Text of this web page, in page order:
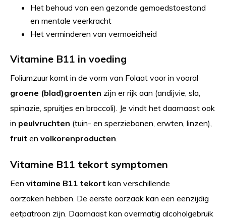
Het behoud van een gezonde gemoedstoestand
en mentale veerkracht
Het verminderen van vermoeidheid
Vitamine B11 in voeding
Foliumzuur komt in de vorm van Folaat voor in vooral
groene (blad)groenten zijn er rijk aan (andijvie, sla,
spinazie, spruitjes en broccoli). Je vindt het daarnaast ook
in peulvruchten (tuin- en sperziebonen, erwten, linzen),
fruit en volkorenproducten
Vitamine B11 tekort symptomen
Een vitamine B11 tekort kan verschillende
oorzaken hebben. De eerste oorzaak kan een eenzijdig
eetpatroon zijn. Daarnaast kan overmatig alcoholgebruik